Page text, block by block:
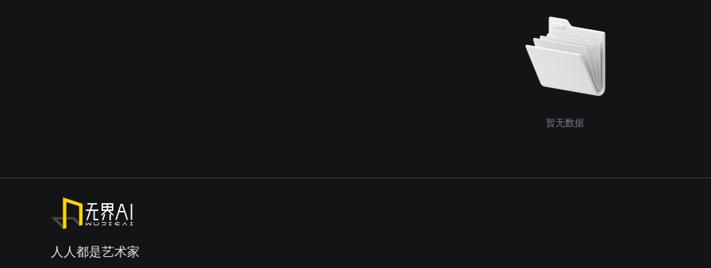
暂无数据
人人都是艺术家